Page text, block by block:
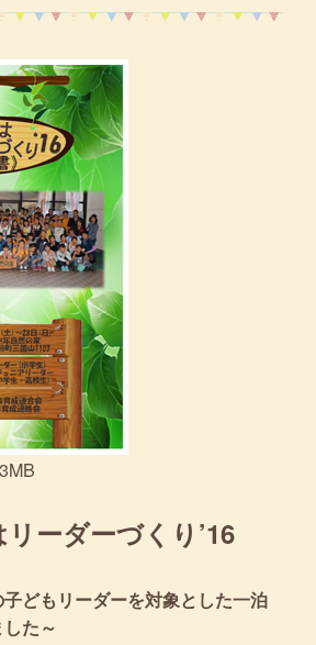
ーダーづくり’16
どもリーダーを対象とした一泊
た～